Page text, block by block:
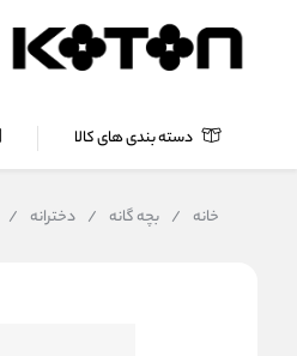
دسته بندی های کالا
خانه / بچه گانه / دخترانه /